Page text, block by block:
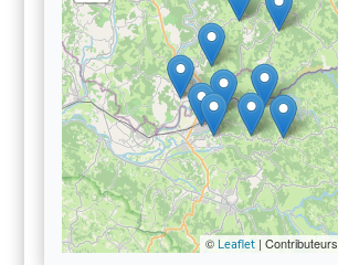
© Leaflet| Contributeurs